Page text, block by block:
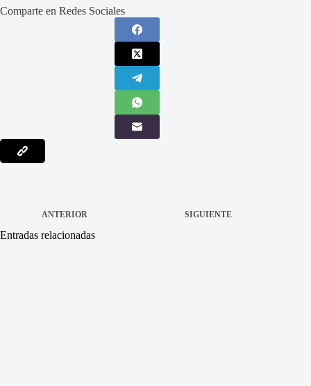
Comparte en Redes Sociales
ANTERIOR SIGUIENTE
Entradas relacionadas